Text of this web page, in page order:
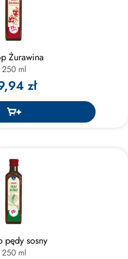
Żurawina
250 ml
zł
pędy sosny
250 ml